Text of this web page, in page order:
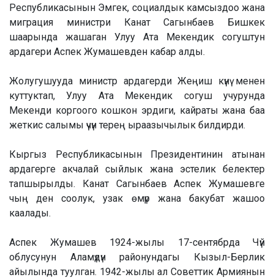
Республикасынын Эмгек, социалдык камсыздоо жана
миграция министри Канат Сагынбаев Бишкек
шаарында жашаган Улуу Ата Мекендик согуштун
ардагери Аспек Жумашевден кабар алды.
Жолугушууда министр ардагерди Жеңиш күнү менен
куттуктап, Улуу Ата Мекендик согуш учурунда
Мекенди коргоого кошкон эрдиги, кайраты жана баа
жеткис салымы үчүн терең ыраазычылык билдирди.
Кыргыз Республикасынын Президентинин атынан
ардагерге акчалай сыйлык жана эстелик белектер
тапшырылды. Канат Сагынбаев Аспек Жумашевге
чың ден соолук, узак өмүр жана бакубат жашоо
каалады.
Аспек Жумашев 1924-жылы 17-сентябрда Чүй
облусунун Аламүдүн районундагы Кызыл-Берлик
айылында туулган. 1942-жылы ал Советтик Армиянын